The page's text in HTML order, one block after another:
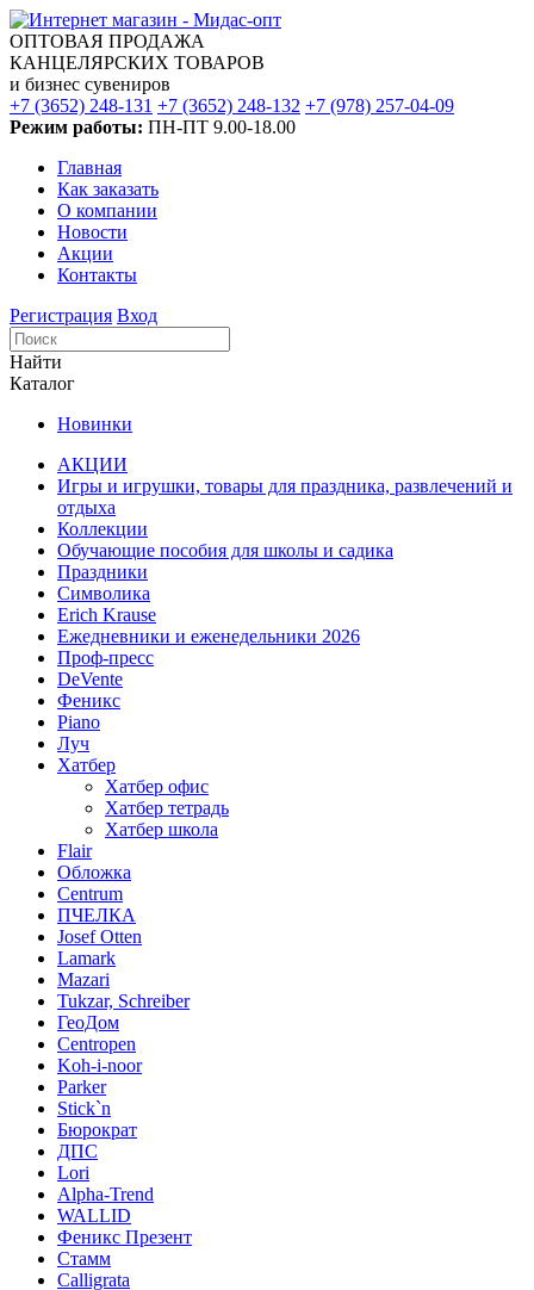
ОПТОВАЯ ПРОДАЖА
КАНЦЕЛЯРСКИХ ТОВАРОВ
и бизнес сувениров
+7 (3652) 248-131 +7 (3652) 248-132 +7 (978) 257-04-09
Режим работы: ПН-ПТ 9.00-18.00
Главная
Как заказать
О компании
Новости
Акции
Контакты
Регистрация Вход
Найти
Каталог
Новинки
АКЦИИ
Игры и игрушки, товары для праздника, развлечений и
отдыха
Коллекции
Обучающие пособия для школы и садика
Праздники
Символика
Erich Krause
Ежедневники и еженедельники 2026
Проф-пресс
DeVente
Феникс
Piano
Луч
Хатбер
Хатбер офис
Хатбер тетрадь
Хатбер школа
Flair
Обложка
Centrum
ПЧЕЛКА
Josef Otten
Lamark
Mazari
Tukzar, Schreiber
ГеоДом
Centropen
Koh-i-noor
Parker
Stick`n
Бюрократ
ДПС
Lori
Alpha-Trend
WALLID
Феникс Презент
Стамм
Calligrata